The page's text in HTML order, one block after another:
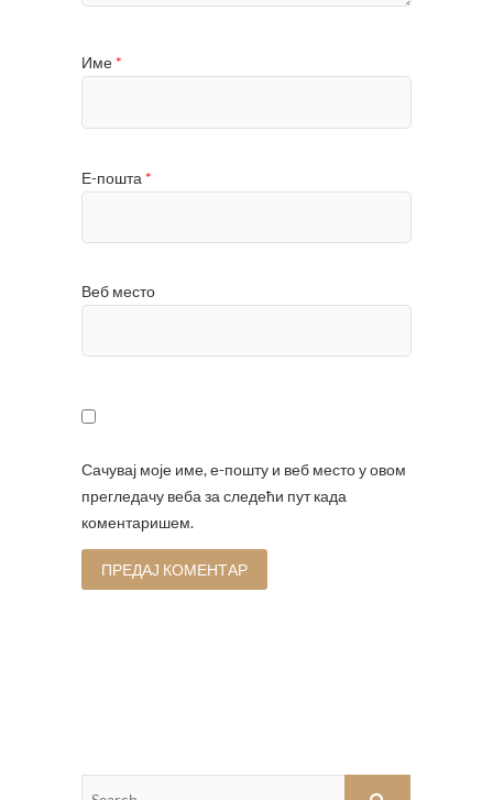
Име *
Е-пошта *
Веб место
Сачувај моје име, е-пошту и веб место у овом
прегледачу веба за следећи пут када
коментаришем.